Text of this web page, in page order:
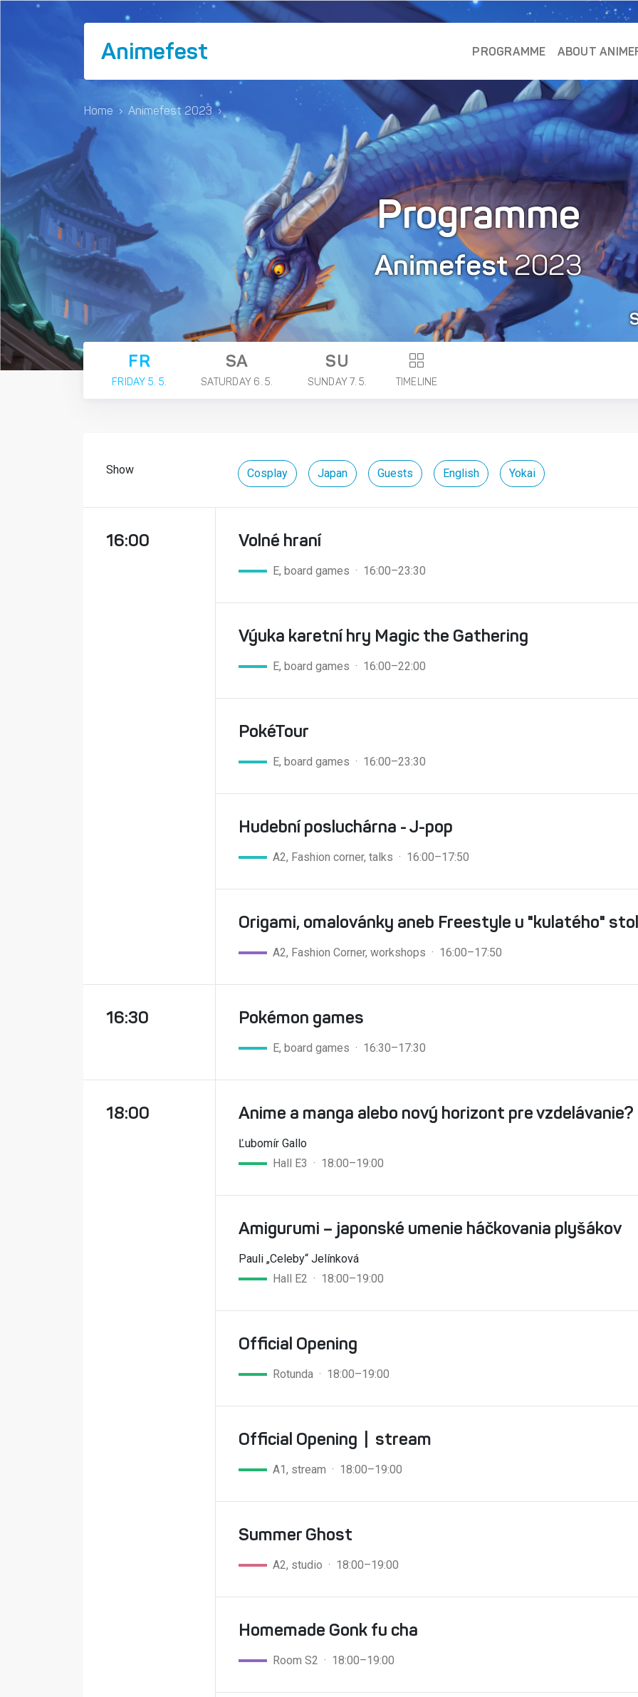
Animefest PROGRAMME ABOUT
Home › Animefest 2023 ›
Programme
Animefest2023
FR
FRIDAY 5. 5.
SA
SATURDAY 6. 5.
SU
SUNDAY 7. 5. TIMELINE
Show Cosplay Japan Guests English Yokai
16:00 Volné hraní
E, board games · 16:00–23:30
Výuka karetní hry Magic the Gathering
E, board games · 16:00–22:00
PokéTour
E, board games · 16:00–23:30
Hudební posluchárna - J-pop
A2, Fashion corner, talks · 16:00–17:50
Origami, omalovánky aneb Freestyle u "kulatého"
A2, Fashion Corner, workshops · 16:00–17:50
16:30 Pokémon games
E, board games · 16:30–17:30
18:00 Anime a manga alebo nový horizont pre vzdelávanie?
Ľubomír Gallo
Hall E3 · 18:00–19:00
Amigurumi – japonské umenie háčkovania plyšákov
Pauli „Celeby“ Jelínková
Hall E2 · 18:00–19:00
Official Opening
Rotunda · 18:00–19:00
Official Opening | stream
A1, stream · 18:00–19:00
Summer Ghost
A2, studio · 18:00–19:00
Homemade Gonk fu cha
Room S2 · 18:00–19:00